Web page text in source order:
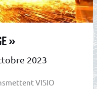
»
2023
VISIO